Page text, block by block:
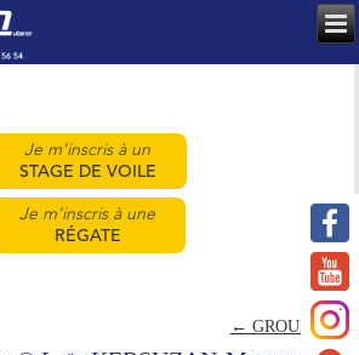
Je m'inscris à un
STAGE DE VOILE
Je m'inscris à une
RÉGATE
← GROUPES